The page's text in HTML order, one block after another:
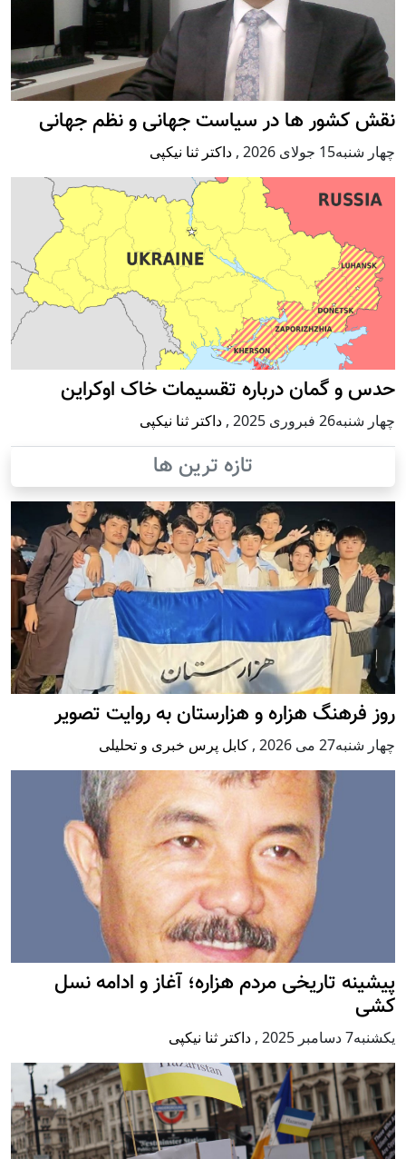
نقش کشور ها در سیاست جهانی و نظم جهانی
چهار شنبه15 جولای 2026 , داکتر ثنا نیکپی
حدس و گمان درباره تقسیمات خاک اوکراین
چهار شنبه26 فبروری 2025 , داکتر ثنا نیکپی
تازه ترین ها
روز فرهنگ هزاره و هزارستان به روایت تصویر
چهار شنبه27 می 2026 , کابل پرس خبری و تحلیلی
پيشينه تاريخی مردم هزاره؛ آغاز و ادامه نسل
کشی
يكشنبه7 دسامبر 2025 , داکتر ثنا نیکپی